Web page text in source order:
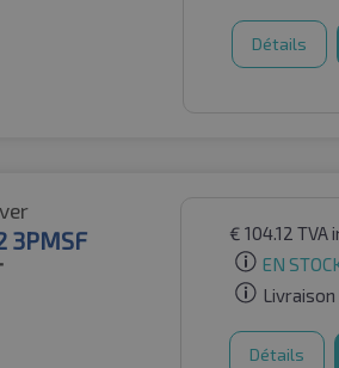
Détails
3PMSF
€ 104.12 TVA
EN
Détails